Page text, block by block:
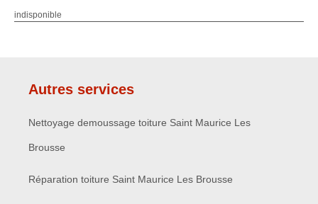
indisponible
Autres services
Nettoyage demoussage toiture Saint Maurice Les
Brousse
Réparation toiture Saint Maurice Les Brousse